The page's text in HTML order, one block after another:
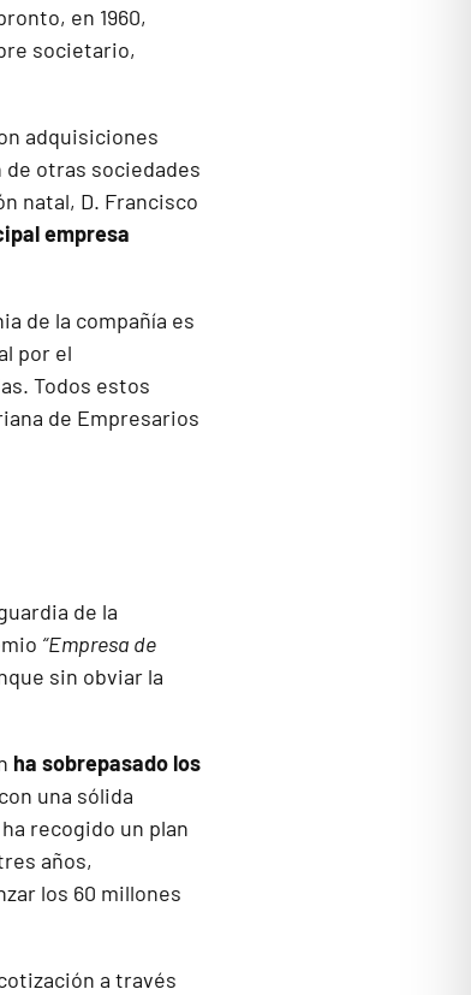
en 1960,
societario,
adquisiciones
otras sociedades
natal, D. Francisco
empresa
de la compañía es
por el
Todos estos
de Empresarios
de la
“Empresa de
sin obviar la
ha sobrepasado los
una sólida
recogido un plan
años,
los 60 millones
a través